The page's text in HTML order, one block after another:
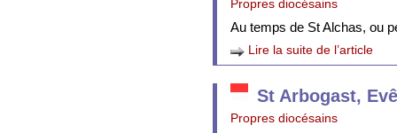
Propres diocésains
Au temps de St Alchas, ou
Lire la suite de l’article
St Arbogast,
Propres diocésains